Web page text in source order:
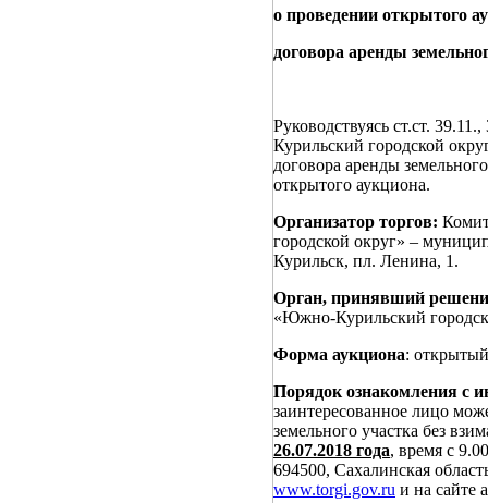
о проведении открытого
договора аренды
Руководствуясь ст.ст.
Курильский городской
договора аренды
открытого аукциона.
Организатор торгов:
городской округ» –
Курильск, пл. Ленина, 1.
Орган, принявший
«Южно-Курильский
Форма аукциона:
Порядок ознакомления с
заинтересованное лицо
земельного участка без
26.07.2018 года, время с
694500, Сахалинская
www.torgi.gov.ru и на